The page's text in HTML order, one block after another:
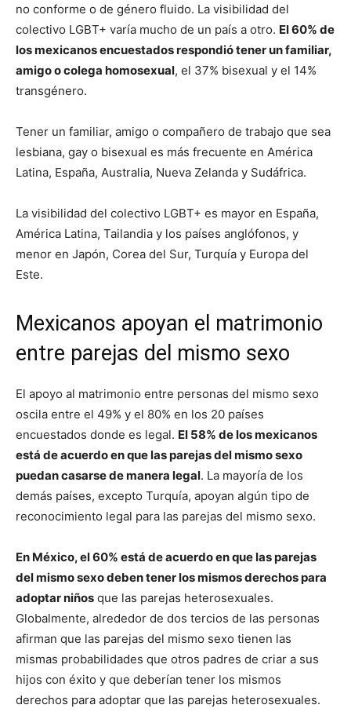
no conforme o de género fluido. La visibilidad del
colectivo LGBT+ varía mucho de un país a otro. El 60% de
los mexicanos encuestados respondió tener un familiar,
amigo o colega homosexual, el 37% bisexual y el 14%
transgénero.
Tener un familiar, amigo o compañero de trabajo que sea
lesbiana, gay o bisexual es más frecuente en América
Latina, España, Australia, Nueva Zelanda y Sudáfrica.
La visibilidad del colectivo LGBT+ es mayor en España,
América Latina, Tailandia y los países anglófonos, y
menor en Japón, Corea del Sur, Turquía y Europa del
Este.
Mexicanos apoyan el matrimonio
entre parejas del mismo sexo
El apoyo al matrimonio entre personas del mismo sexo
oscila entre el 49% y el 80% en los 20 países
encuestados donde es legal. El 58% de los mexicanos
está de acuerdo en que las parejas del mismo sexo
puedan casarse de manera legal. La mayoría de los
demás países, excepto Turquía, apoyan algún tipo de
reconocimiento legal para las parejas del mismo sexo.
En México, el 60% está de acuerdo en que las parejas
del mismo sexo deben tener los mismos derechos para
adoptar niños que las parejas heterosexuales.
Globalmente, alrededor de dos tercios de las personas
afirman que las parejas del mismo sexo tienen las
mismas probabilidades que otros padres de criar a sus
hijos con éxito y que deberían tener los mismos
derechos para adoptar que las parejas heterosexuales.